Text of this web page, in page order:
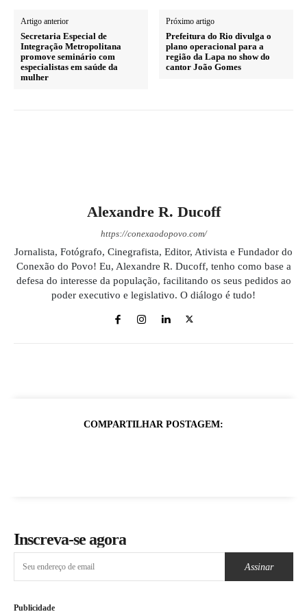
Artigo anterior
Secretaria Especial de
Integração Metropolitana
promove seminário com
especialistas em saúde da
mulher
Próximo artigo
Prefeitura do Rio divulga o
plano operacional para a
região da Lapa no show do
cantor João Gomes
Alexandre R. Ducoff
https://conexaodopovo.com/
Jornalista, Fotógrafo, Cinegrafista, Editor, Ativista e Fundador do
Conexão do Povo! Eu, Alexandre R. Ducoff, tenho como base a
defesa do interesse da população, facilitando os seus pedidos ao
poder executivo e legislativo. O diálogo é tudo!
COMPARTILHAR POSTAGEM:
Inscreva-se agora
Assinar
Publicidade